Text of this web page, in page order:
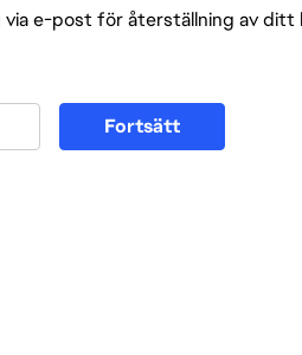
via e-post för återställning av ditt
Fortsätt